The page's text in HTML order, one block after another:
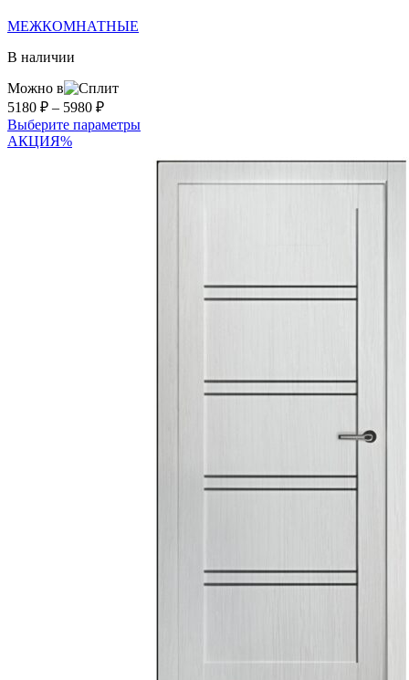
МЕЖКОМНАТНЫЕ
В наличии
Можно в
5180 ₽ – 5980 ₽Диапазон
цен:
Выберите параметрыЭтот
имеет
вариаций.
АКЦИЯ%